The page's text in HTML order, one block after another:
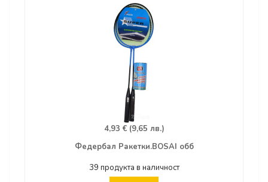
4,93 € (9,65 лв.)
Федербал Ракетки.BOSAI обб
39 продукта в наличност